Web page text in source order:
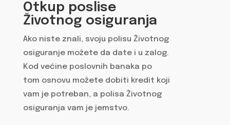
Otkup poslise
Životnog osiguranja
Ako niste znali, svoju polisu Životnog
osiguranje možete da date i u zalog.
Kod većine poslovnih banaka po
tom osnovu možete dobiti kredit koji
vam je potreban, a polisa Životnog
osiguranja vam je jemstvo.